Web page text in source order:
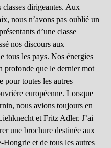
dirigeantes. Aux
nous n’avons pas oublié un
d’une classe
nos discours aux
tous les pays. Nos énergies
profonde que le dernier mot
pour toutes les autres
européenne. Lorsque
nous avions toujours en
et Fritz Adler. J’ai
une brochure destinée aux
et de tous les autres